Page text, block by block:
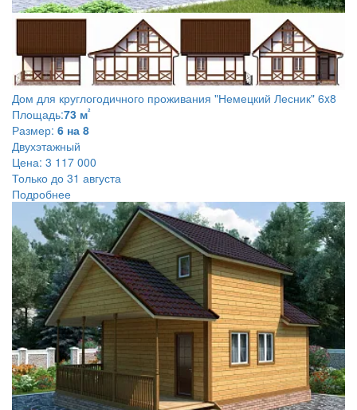
Дом для круглогодичного проживания "Немецкий Лесник" 6x8
Площадь:73 м²
Размер: 6 на 8
Двухэтажный
Цена: 3 117 000
Только до 31 августа
Подробнее